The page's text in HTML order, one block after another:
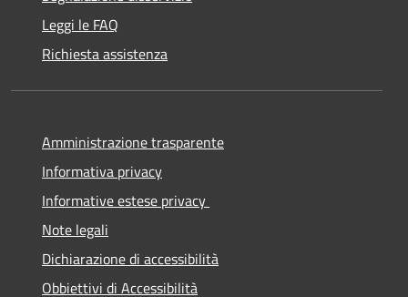
Leggi le FAQ
Richiesta assistenza
Amministrazione trasparente
Informativa privacy
Informative estese privacy
Note legali
Dichiarazione di accessibilità
Obbiettivi di Accessibilità